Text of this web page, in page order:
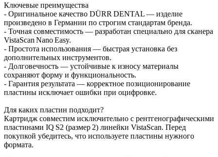
Ключевые преимущества
- Оригинальное качество DÜRR DENTAL — изделие
произведено в Германии по строгим стандартам бренда.
- Точная совместимость — разработан специально для сканера
VistaScan Nano Easy.
- Простота использования — быстрая установка без
дополнительных инструментов.
- Долговечность — устойчивые к износу материалы
сохраняют форму и функциональность.
- Гарантия результата — корректное позиционирование
пластины исключает ошибки при оцифровке.
Для каких пластин подходит?
Картридж совместим исключительно с рентгенографическими
пластинами IQ S2 (размер 2) линейки VistaScan. Перед
покупкой убедитесь, что используете пластины нужного
формата.